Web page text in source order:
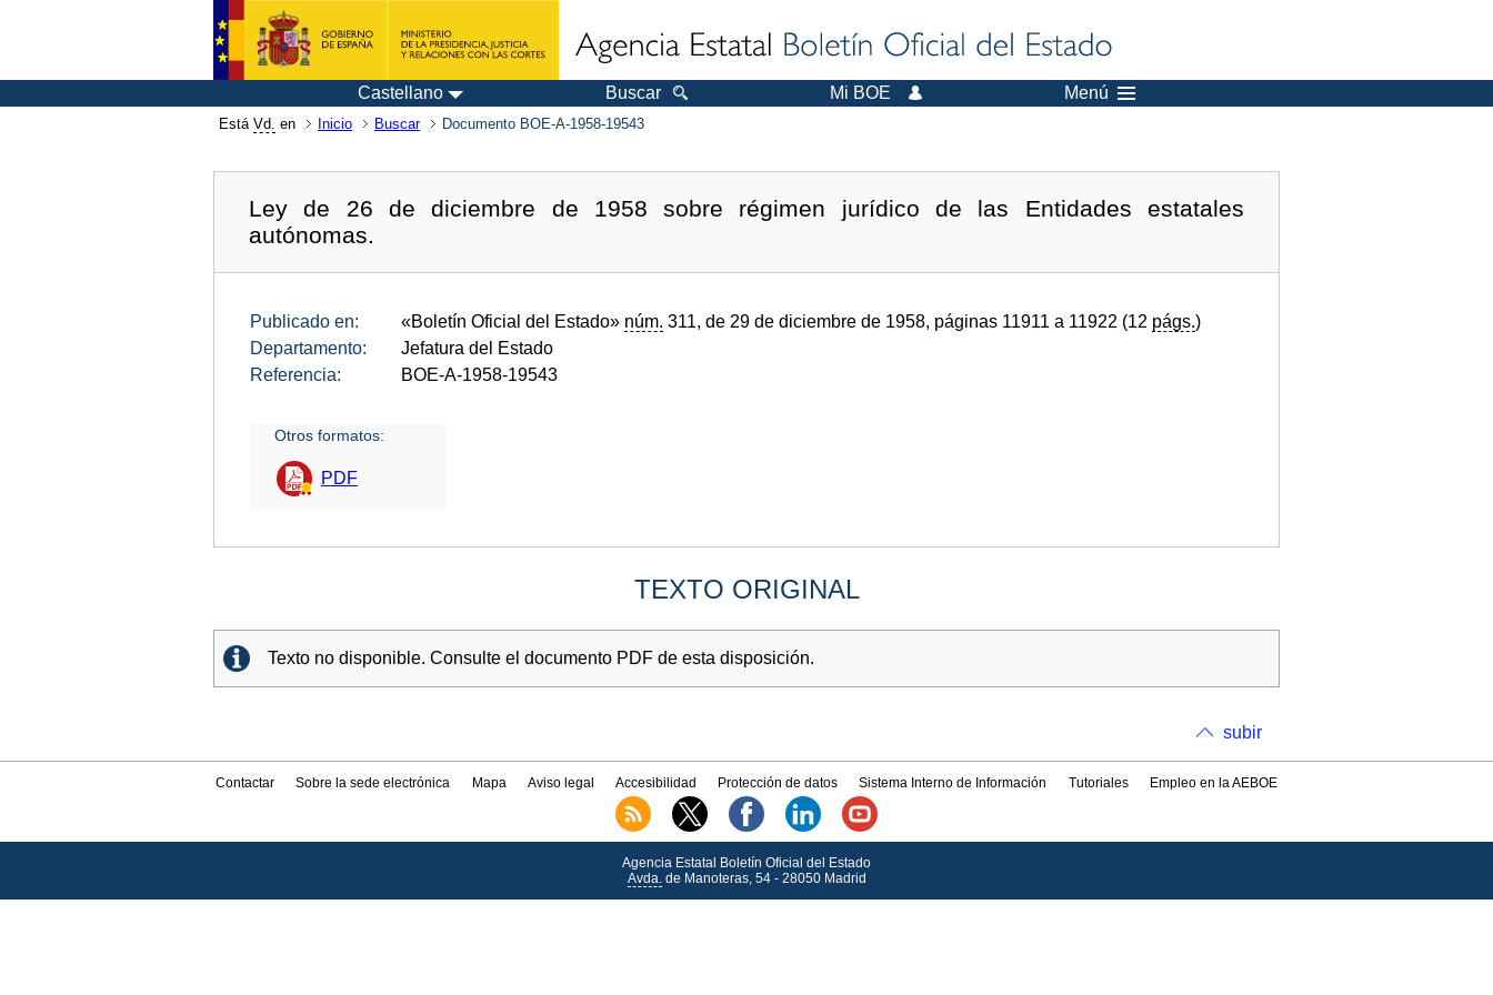
Castellano Buscar Mi BOE Menú
Está Vd. en Inicio Buscar Documento BOE-A-1958-19543
Ley de 26 de diciembre de 1958 sobre régimen jurídico de las Entidades estatales
autónomas.
Publicado en: «Boletín Oficial del Estado» núm. 311, de 29 de diciembre de 1958, páginas 11911 a 11922 (12 págs.)
Departamento:
Jefatura del Estado
Referencia:
BOE-A-1958-19543
Otros formatos:
PDF
TEXTO ORIGINAL
Texto no disponible. Consulte el documento PDF de esta disposición.
subir
Contactar Sobre la sede electrónica Mapa Aviso legal Accesibilidad Protección de datos Sistema Interno de Información Tutoriales Empleo en la AEBOE
Agencia Estatal Boletín Oficial del Estado
Avda.de Manoteras, 54 - 28050 Madrid